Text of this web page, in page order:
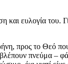
και ευλογία του.
προς το Θεό
πνεύμα –